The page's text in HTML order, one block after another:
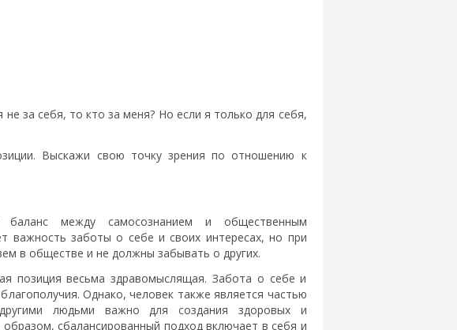
не за себя, то кто за меня? Но если я только для себя,
Выскажи свою точку зрения по отношению к
баланс между самосознанием и общественным
важность заботы о себе и своих интересах, но при
в обществе и не должны забывать о других.
позиция весьма здравомыслящая. Забота о себе и
Однако, человек также является частью
людьми важно для создания здоровых и
сбалансированный подход включает в себя и